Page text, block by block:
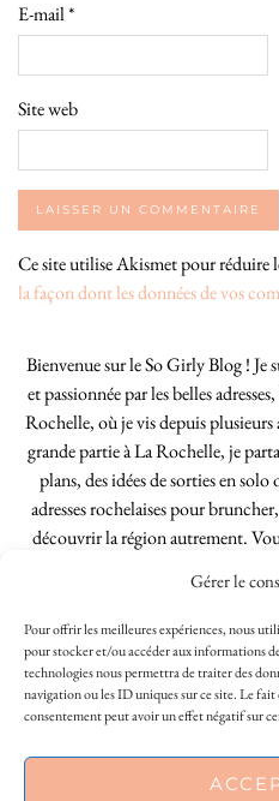
Gérer le
Pour offrir les meilleures expériences, nous
pour stocker et/ou accéder aux informations
technologies nous permettra de traiter des
navigation ou les ID uniques sur ce site. Le
consentement peut avoir un effet négatif sur
E-mail*
Site web
Ce site utilise Akismet pour réduire
la façon dont les données de vos
Bienvenue sur le So Girly Blog ! Je
et passionnée par les belles
Rochelle, où je vis depuis plusieurs
grande partie à La Rochelle, je
plans, des idées de sorties en
adresses rochelaises pour
découvrir la région autrement.
Rochelle, tenu par une locale ?
soyez Rochelais·e ou de passage
articles vous aideront à profiter